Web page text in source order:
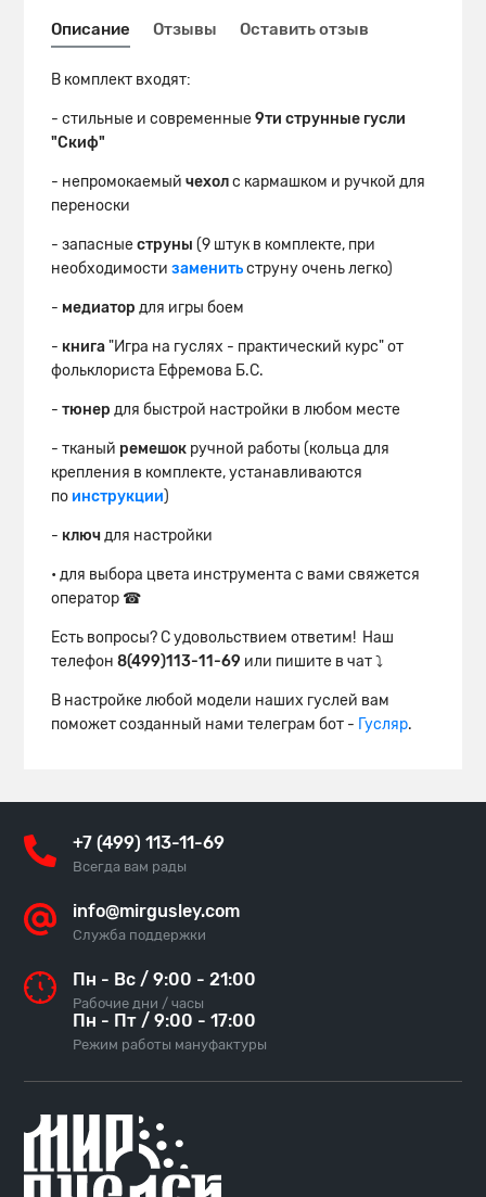
Описание Отзывы Оставить отзыв
В комплект входят:
- стильные и современные9ти струнные гусли
"Скиф"
- непромокаемыйчехолс кармашком и ручкой для
переноски
- запасныеструны (9 штук в комплекте, при
необходимостизаменитьструну очень легко)
- медиатор для игры боем
- книга"Игра на гуслях - практический курс" от
фольклориста Ефремова Б.С.
-тюнер для быстрой настройки в любом месте
- тканый ремешок ручной работы (кольца для
крепления в комплекте, устанавливаются
по инструкции)
- ключдля настройки
• для выбора цвета инструмента с вами свяжется
оператор ☎
Есть вопросы? С удовольствием ответим! Наш
телефон8(499)113-11-69 или пишите в чат ⤵
В настройке любой модели наших гуслей вам
поможет созданный нами телеграм бот - Гусляр.
+7 (499) 113-11-69
Всегда вам рады
info@mirgusley.com
Служба поддержки
Пн - Вс / 9:00 - 21:00
Рабочие дни / часы
Пн - Пт / 9:00 - 17:00
Режим работы мануфактуры